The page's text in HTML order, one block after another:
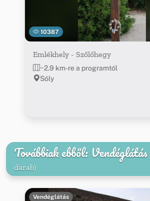
10387
Emlékhely - Szőlőhegy
~2.9 km-re a programtól
Sóly
Továbbiak ebből: Vendéglátás
darab)
Vendéglátás